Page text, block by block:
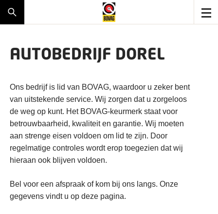
AUTOBEDRIJF DOREL
Ons bedrijf is lid van BOVAG, waardoor u zeker bent
van uitstekende service. Wij zorgen dat u zorgeloos
de weg op kunt. Het BOVAG-keurmerk staat voor
betrouwbaarheid, kwaliteit en garantie. Wij moeten
aan strenge eisen voldoen om lid te zijn. Door
regelmatige controles wordt erop toegezien dat wij
hieraan ook blijven voldoen.
Bel voor een afspraak of kom bij ons langs. Onze
gegevens vindt u op deze pagina.